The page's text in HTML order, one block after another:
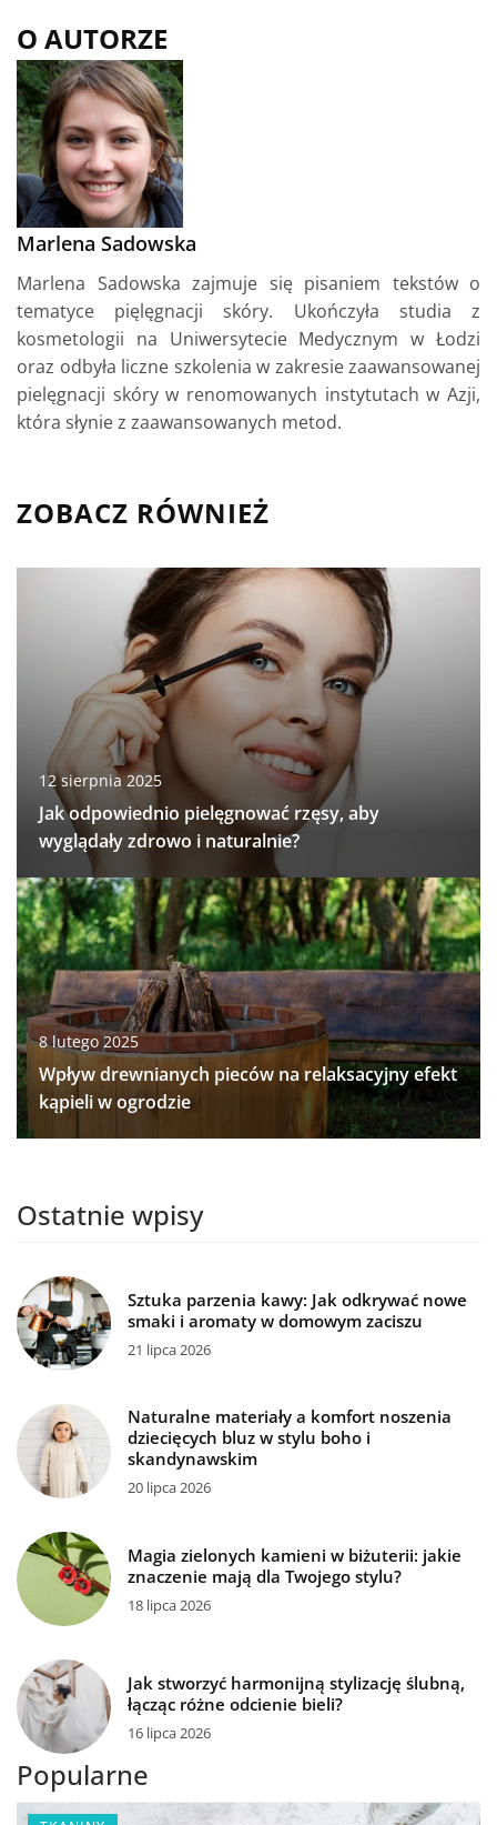
O AUTORZE
Marlena Sadowska
Marlena Sadowska zajmuje się pisaniem tekstów o
tematyce pięlęgnacji skóry. Ukończyła studia z
kosmetologii na Uniwersytecie Medycznym w Łodzi
oraz odbyła liczne szkolenia w zakresie zaawansowanej
pielęgnacji skóry w renomowanych instytutach w Azji,
która słynie z zaawansowanych metod.
ZOBACZ RÓWNIEŻ
12 sierpnia 2025
Jak odpowiednio pielęgnować rzęsy, aby
wyglądały zdrowo i naturalnie?
8 lutego 2025
Wpływ drewnianych pieców na relaksacyjny efekt
kąpieli w ogrodzie
Ostatnie wpisy
Sztuka parzenia kawy: Jak odkrywać nowe
smaki i aromaty w domowym zaciszu
21 lipca 2026
Naturalne materiały a komfort noszenia
dziecięcych bluz w stylu boho i
skandynawskim
20 lipca 2026
Magia zielonych kamieni w biżuterii: jakie
znaczenie mają dla Twojego stylu?
18 lipca 2026
Jak stworzyć harmonijną stylizację ślubną,
łącząc różne odcienie bieli?
16 lipca 2026
Popularne